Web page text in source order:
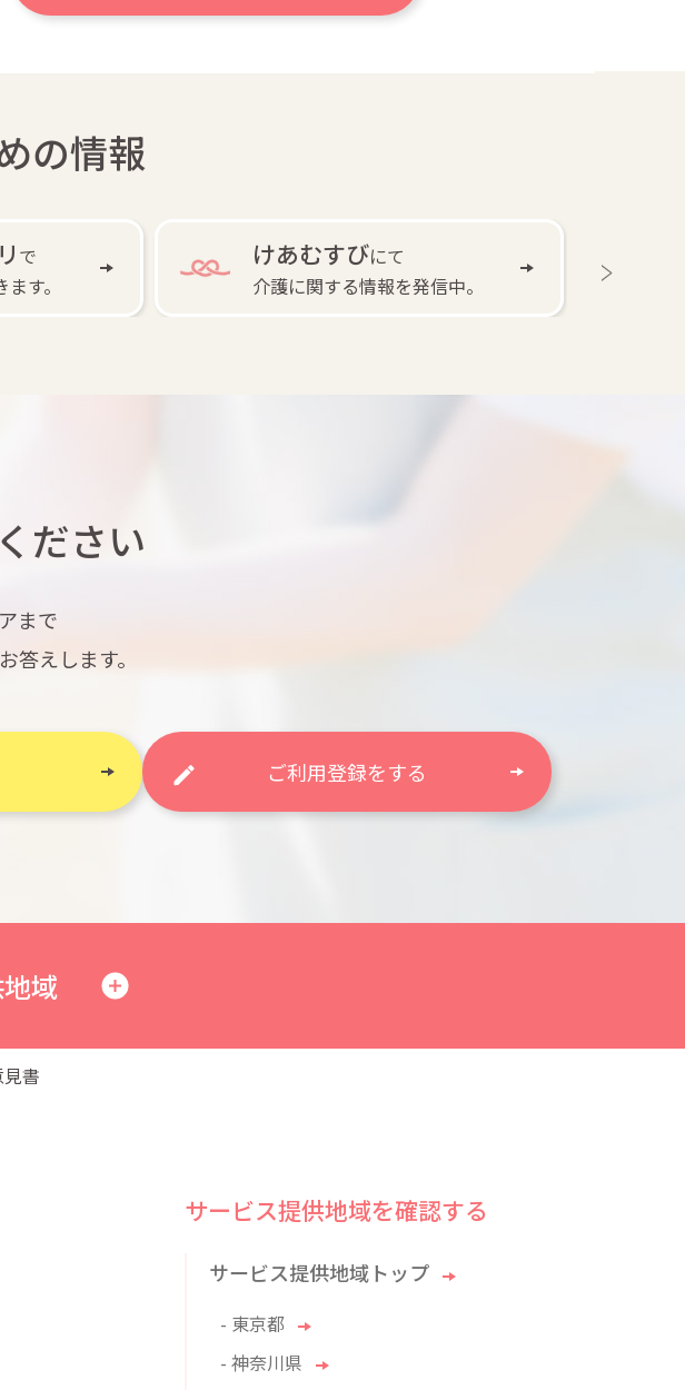
の情報
で
す。
けあむすびにて
介護に関する情報を発信中。
ださい
まで
答えします。
ご利用登録をする
域
書
サービス提供地域を確認する
サービス提供地域トップ
- 東京都
- 神奈川県